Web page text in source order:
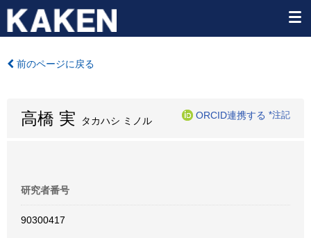
前のページに戻る
高橋 実 タカハシ ミノル
ORCID連携する *注記
研究者番号
90300417